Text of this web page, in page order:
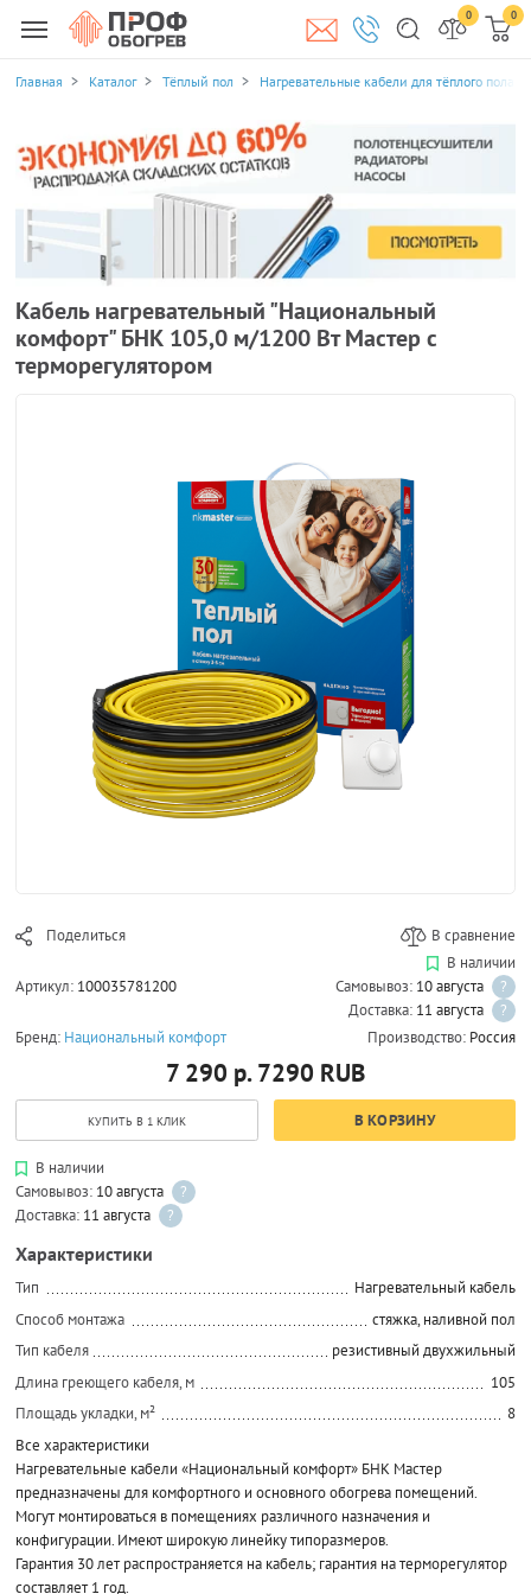
0 0
Главная Каталог Тёплый пол Нагревательные кабели для тёплого пола
Кабель нагревательный "Национальный
комфорт" БНК 105,0 м/1200 Вт Мастер с
терморегулятором
Поделиться В сравнение
Артикул: 100035781200
В наличии
Самовывоз: 10 августа
?
Доставка: 11 августа
?
Бренд: Национальный комфорт Производство: Россия
7 290 р. 7290 RUB
КУПИТЬ В 1 КЛИК В КОРЗИНУ
В наличии
Самовывоз: 10 августа
?
Доставка: 11 августа ?
Характеристики
Тип
Нагревательный кабель
Способ монтажа
стяжка, наливной пол
Тип кабеля
резистивный двухжильный
Длина греющего кабеля, м
105
Площадь укладки, м²
8
Все характеристики
Нагревательные кабели «Национальный комфорт» БНК Мастер
предназначены для комфортного и основного обогрева помещений.
Могут монтироваться в помещениях различного назначения и
конфигурации. Имеют широкую линейку типоразмеров.
Гарантия 30 лет распространяется на кабель; гарантия на терморегулятор
составляет 1 год.